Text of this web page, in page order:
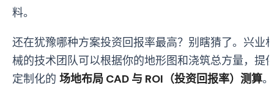
料。
还在犹豫哪种方案投资回报率最高？别瞎猜了。兴业
械的技术团队可以根据你的地形图和浇筑总方量，提
定制化的 场地布局 CAD 与 ROI（投资回报率）测算。